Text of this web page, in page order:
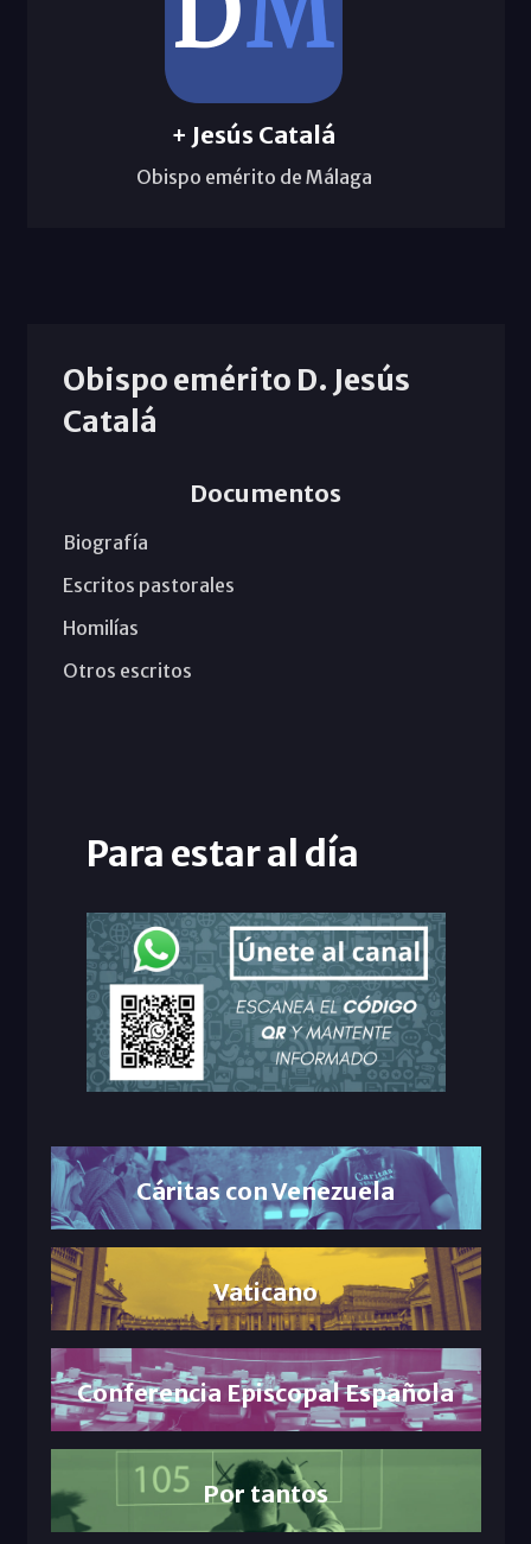
+ Jesús Catalá
Obispo emérito de Málaga
Obispo emérito D. Jesús
Catalá
Documentos
Biografía
Escritos pastorales
Homilías
Otros escritos
Para estar al día
Cáritas con Venezuela
Vaticano
Conferencia Episcopal Española
Por tantos